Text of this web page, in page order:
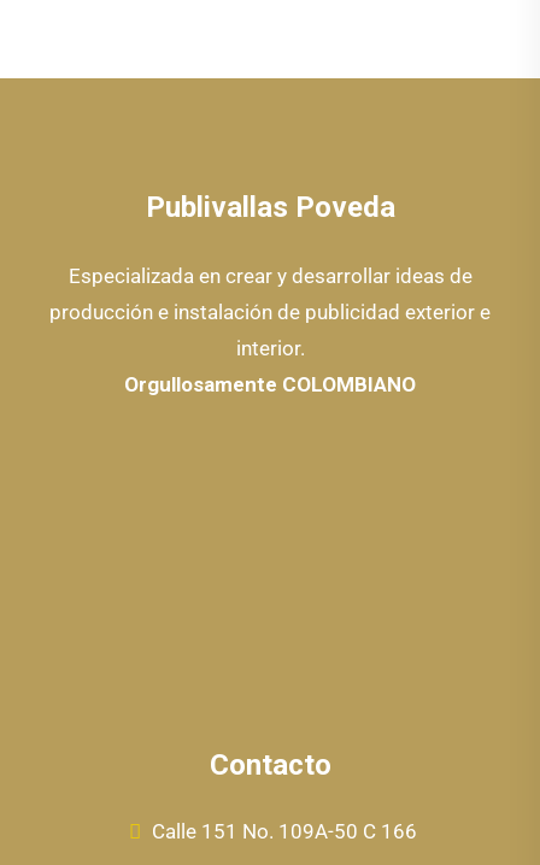
Publivallas Poveda
Especializada en crear y desarrollar ideas de
producción e instalación de publicidad exterior e
interior.
Orgullosamente COLOMBIANO
Contacto
Calle 151 No. 109A-50 C 166